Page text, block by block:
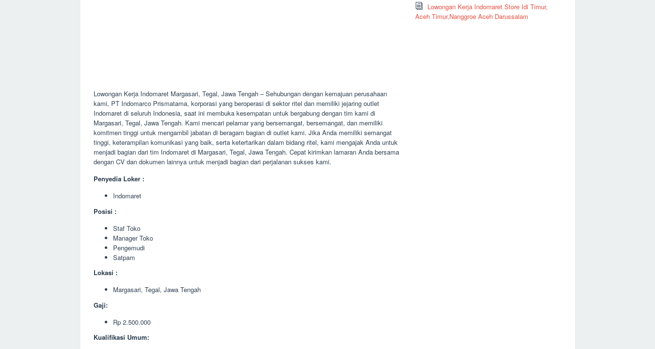
Lowongan Kerja Indomaret Margasari, Tegal, Jawa Tengah – Sehubungan dengan kemajuan perusahaan
kami, PT Indomarco Prismatama, korporasi yang beroperasi di sektor ritel dan memiliki jejaring outlet
Indomaret di seluruh Indonesia, saat ini membuka kesempatan untuk bergabung dengan tim kami di
Margasari, Tegal, Jawa Tengah. Kami mencari pelamar yang bersemangat, bersemangat, dan memiliki
komitmen tinggi untuk mengambil jabatan di beragam bagian di outlet kami. Jika Anda memiliki semangat
tinggi, keterampilan komunikasi yang baik, serta ketertarikan dalam bidang ritel, kami mengajak Anda untuk
menjadi bagian dari tim Indomaret di Margasari, Tegal, Jawa Tengah. Cepat kirimkan lamaran Anda bersama
dengan CV dan dokumen lainnya untuk menjadi bagian dari perjalanan sukses kami.
Penyedia Loker :
Indomaret
Posisi :
Staf Toko
Manager Toko
Pengemudi
Satpam
Lokasi :
Margasari, Tegal, Jawa Tengah
Gaji:
Rp 2.500.000
Kualifikasi Umum:
Lowongan Kerja Indomaret Store Idi Timur,
Aceh Timur,Nanggroe Aceh Darussalam